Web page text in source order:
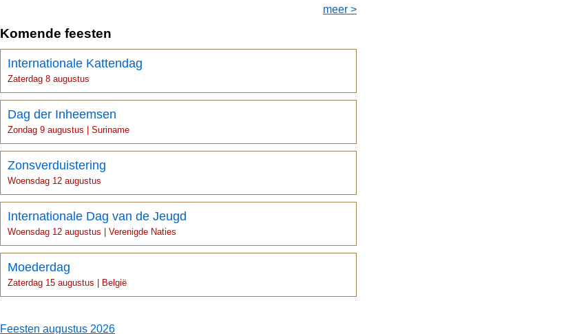
meer >
Komende feesten
Internationale Kattendag
Zaterdag 8 augustus
Dag der Inheemsen
Zondag 9 augustus | Suriname
Zonsverduistering
Woensdag 12 augustus
Internationale Dag van de Jeugd
Woensdag 12 augustus | Verenigde Naties
Moederdag
Zaterdag 15 augustus | België
Feesten augustus 2026